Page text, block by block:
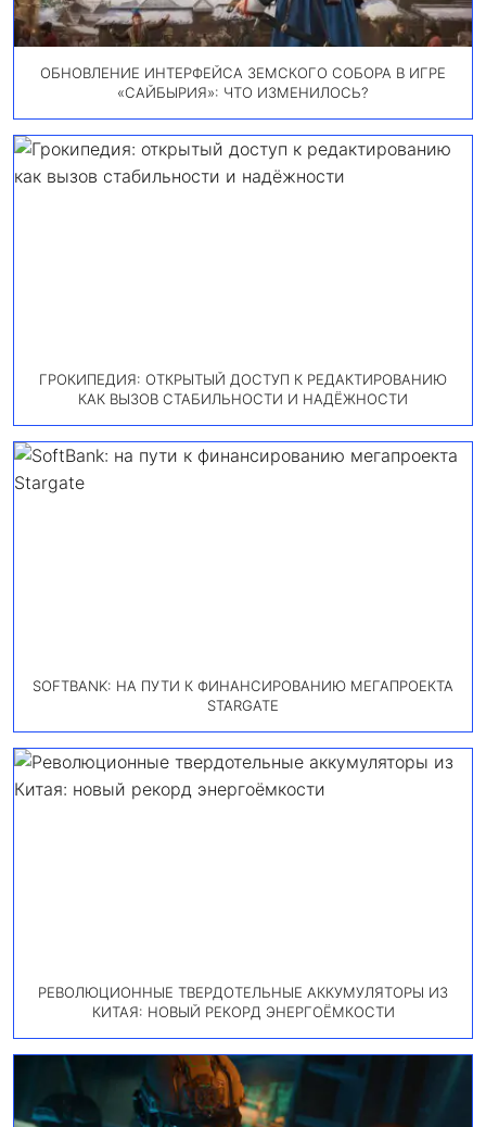
ОБНОВЛЕНИЕ ИНТЕРФЕЙСА ЗЕМСКОГО СОБОРА В ИГРЕ
«САЙБЫРИЯ»: ЧТО ИЗМЕНИЛОСЬ?
ГРОКИПЕДИЯ: ОТКРЫТЫЙ ДОСТУП К РЕДАКТИРОВАНИЮ
КАК ВЫЗОВ СТАБИЛЬНОСТИ И НАДЁЖНОСТИ
SOFTBANK: НА ПУТИ К ФИНАНСИРОВАНИЮ МЕГАПРОЕКТА
STARGATE
РЕВОЛЮЦИОННЫЕ ТВЕРДОТЕЛЬНЫЕ АККУМУЛЯТОРЫ ИЗ
КИТАЯ: НОВЫЙ РЕКОРД ЭНЕРГОЁМКОСТИ